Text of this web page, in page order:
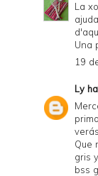
La
Una
19
Lyha
Que
gris
bss